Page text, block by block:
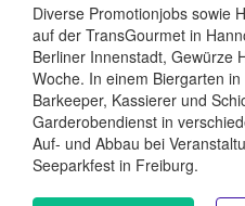
Diverse Promotionjobs sowie
auf der TransGourmet in
Berliner Innenstadt, Gewürze
Woche. In einem Biergarten
Barkeeper, Kassierer und
Garderobendienst in
Auf- und Abbau bei
Seeparkfest in Freiburg.